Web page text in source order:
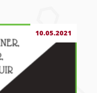
10.05.2021